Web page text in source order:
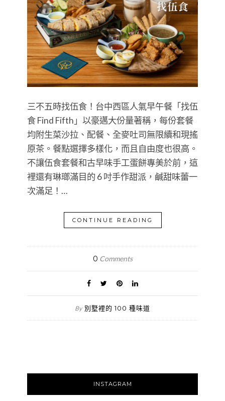
三不五時找伍食！台中西區人氣早午餐「找伍
食 Find Fifth」以豪邁大份量著稱，每份套餐
均附生菜沙拉、配餐、全麥吐司無限續和現搖
原茶。餐點選擇多樣化，而且自由度也很高。
不讓伍食套餐和古早味手工蛋餅專美於前，這
裡還有琳瑯滿目的 6 吋手作甜派，鹹甜味蕾一
次滿足！…
CONTINUE READING
0 Comments
By 別墅裡的 100 種味道
INSTAGRAM